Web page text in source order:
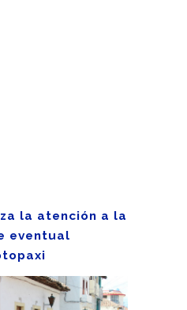
la atención a la
eventual